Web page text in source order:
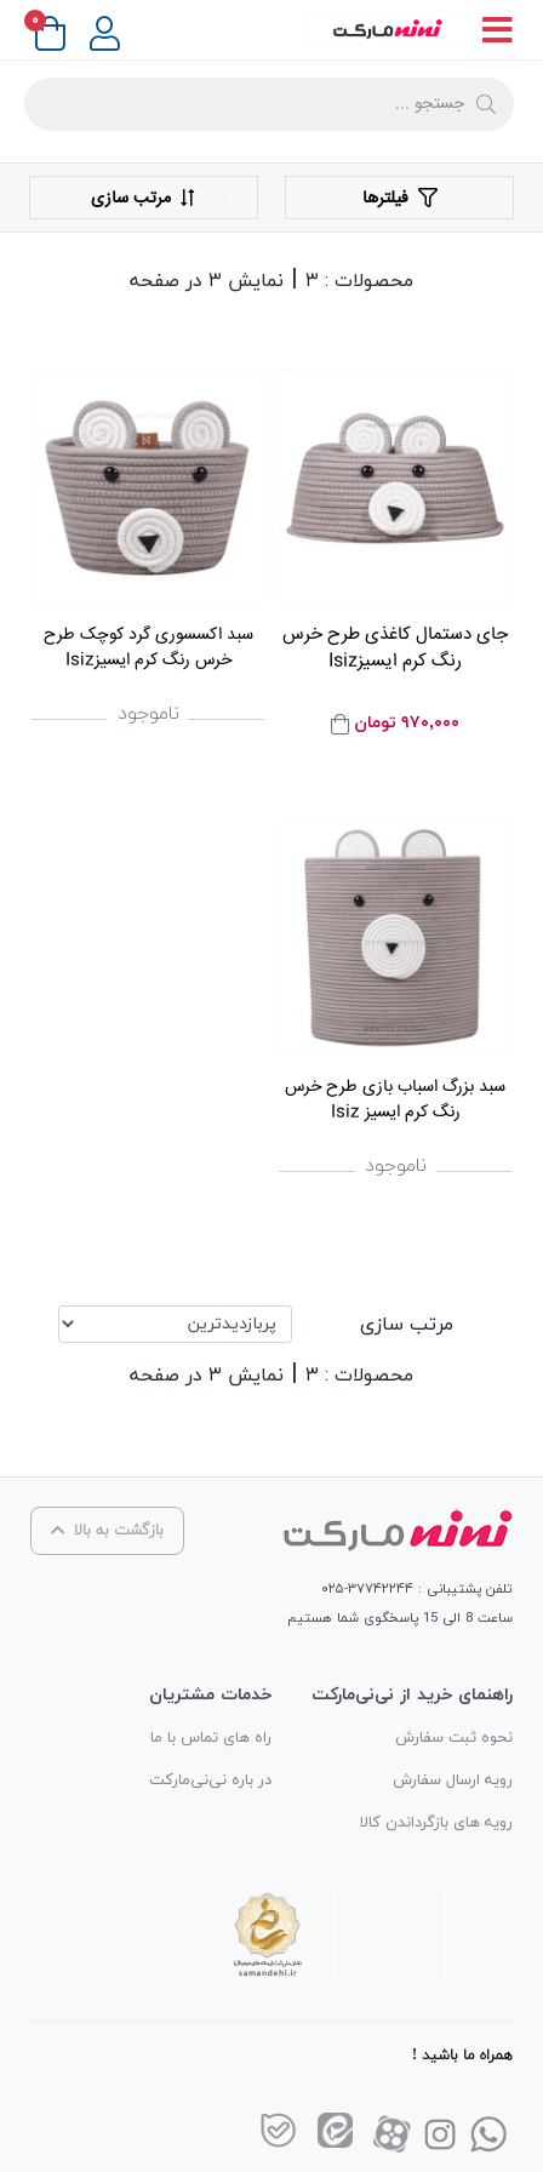
۰
فیلترها مرتب سازی
محصولات : ۳ | نمایش ۳ در صفحه
جای دستمال کاغذی طرح خرس
رنگ کرم ایسیزIsiz
۹۷۰,۰۰۰ تومان
سبد اکسسوری گرد کوچک طرح
خرس رنگ کرم ایسیزIsiz
ناموجود
سبد بزرگ اسباب بازی طرح خرس
رنگ کرم ایسیز Isiz
ناموجود
مرتب سازی
محصولات : ۳
| نمایش ۳ در صفحه
بازگشت به بالا
تلفن پشتیبانی : ۳۷۷۴۲۲۴۴-۰۲۵
ساعت 8 الی 15 پاسخگوی شما هستیم
راهنمای خرید از نی‌نی‌مارکت
نحوه ثبت سفارش
رویه ارسال سفارش
رویه های بازگرداندن کالا
خدمات مشتریان
راه های تماس با ما
در باره نی‌نی‌مارکت
همراه ما باشید !